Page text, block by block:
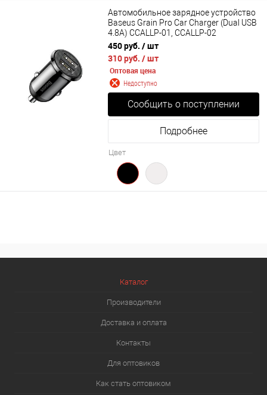
Автомобильное зарядное устройство
Baseus Grain Pro Car Charger (Dual USB
4.8A) CCALLP-01, CCALLP-02
450 руб. / шт
310 руб. / шт
Оптовая цена
Недоступно
Сообщить о поступлении
Подробнее
Цвет
Каталог
Производители
Доставка и оплата
Контакты
Для оптовиков
Как стать оптовиком